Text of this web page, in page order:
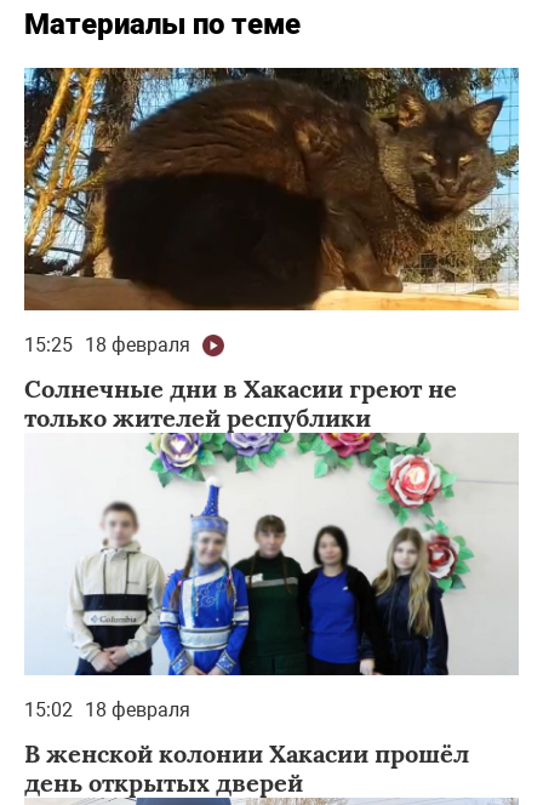
Материалы по теме
15:25 18 февраля
Солнечные дни в Хакасии греют не
только жителей республики
15:02 18 февраля
В женской колонии Хакасии прошёл
день открытых дверей